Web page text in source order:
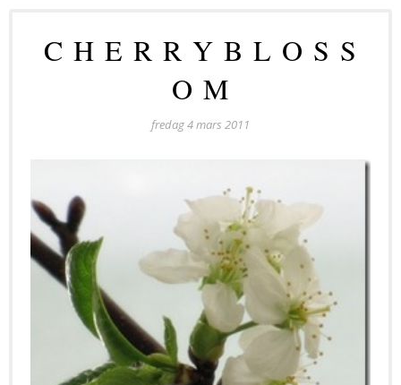
C H E R R Y B L O S S
O M
fredag 4 mars 2011